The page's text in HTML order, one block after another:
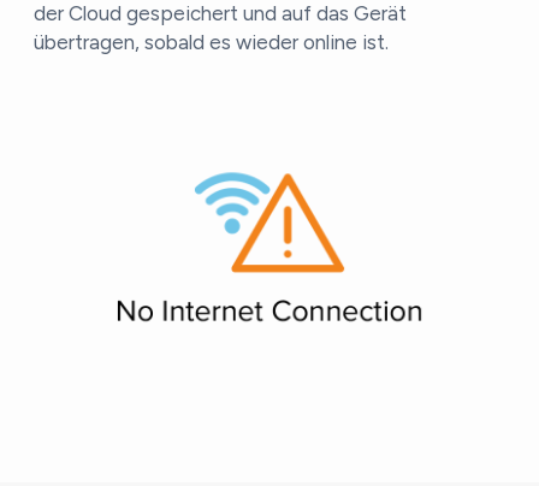
der Cloud gespeichert und auf das Gerät
übertragen, sobald es wieder online ist.